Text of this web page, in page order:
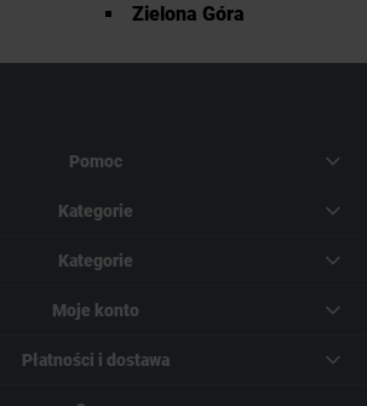
Zielona Góra
Pomoc
Kategorie
Kategorie
Moje konto
Płatności i dostawa